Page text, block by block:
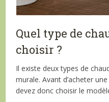
Quel type de
choisir ?
Il existe deux types de
murale. Avant d’acheter
devez donc choisir le